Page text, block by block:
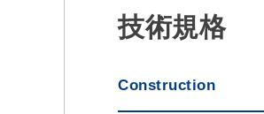
技術規格
Construction